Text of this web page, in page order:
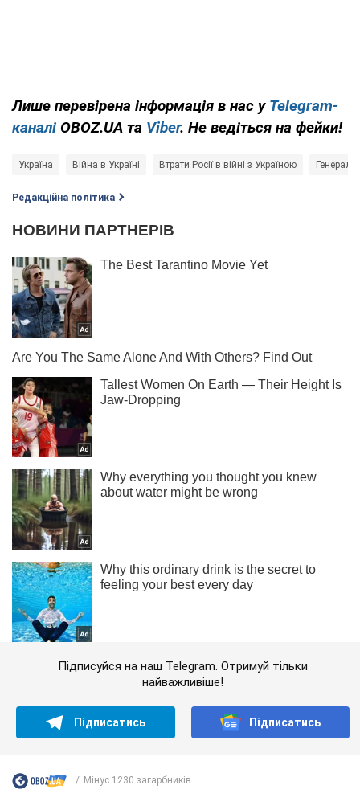
Лише перевірена інформація в нас у Telegram-
каналі OBOZ.UA та Viber. Не ведіться на фейки!
Україна Війна в Україні Втрати Росії в війні з Україною
Редакційна політика
Підписуйся на наш Telegram. Отримуй тільки
найважливіше!
Підписатись Підписатись
Мінус 1230 загарбників...